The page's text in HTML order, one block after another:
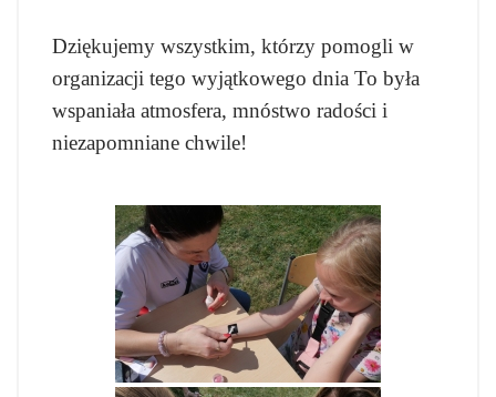
Dziękujemy wszystkim, którzy pomogli w
organizacji tego wyjątkowego dnia To była
wspaniała atmosfera, mnóstwo radości i
niezapomniane chwile!